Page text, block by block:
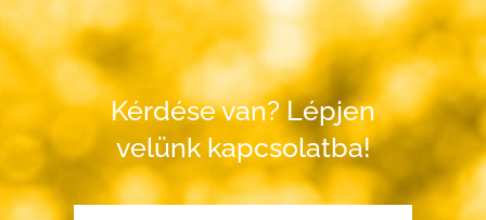
Kérdése van? Lépjen
velünk kapcsolatba!